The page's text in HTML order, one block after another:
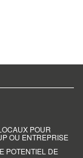
POUR
OU ENTREPRISE
POTENTIEL DE